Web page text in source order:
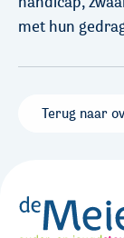
met hun
Terug naar